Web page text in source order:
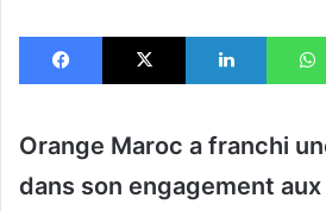
Facebook X Linkedin
Orange Maroc a franchi
dans son engagement